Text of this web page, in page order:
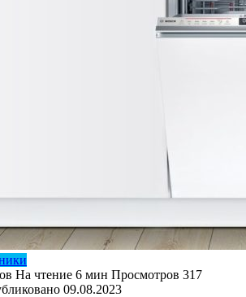
На чтение 6 мин Просмотров 317
09.08.2023